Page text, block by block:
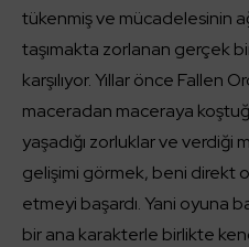
tükenmiş ve mücadelesinin
taşımakta zorlanan gerçek
karşılıyor. Yıllar önce Fallen
maceradan maceraya
yaşadığı zorluklar ve verdiği
gelişimi görmek, beni direkt
etmeyi başardı. Yani oyuna
bir ana karakterle birlikte